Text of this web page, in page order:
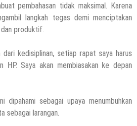
pembahasan tidak maksimal. Karena
langkah tegas demi menciptakan
produktif.
dari kedisiplinan, setiap rapat saya harus
HP. Saya akan membiasakan ke depan
dipahami sebagai upaya menumbuhkan
sebagai larangan.